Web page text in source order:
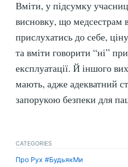
Вміти, у підсумку
висновку, що медсестрам
прислухатись до себе,
та вміти говорити “ні”
експлуатації. Й іншого
мають, адже адекватний
запорукою безпеки для
CATEGORIES
Про Рух #БудьякМи